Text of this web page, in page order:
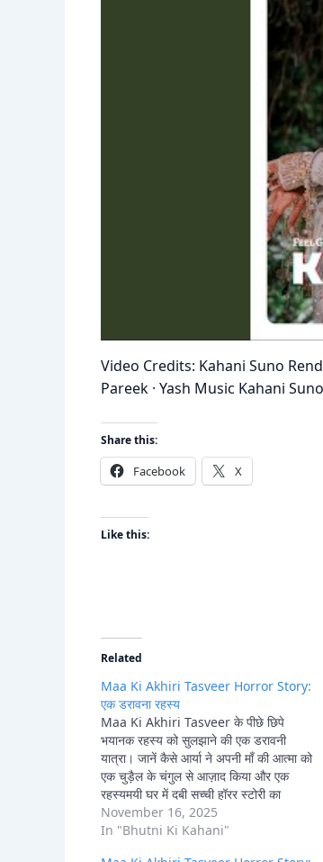
Video Credits: Kahani Suno
Pareek · Yash Music Kahani
Share this:
Facebook X
Like this:
Related
Maa Ki Akhiri Tasveer Horror Story:
एक डरावना रहस्य
Maa Ki Akhiri Tasveer के पीछे छिपे
भयानक रहस्य को सुलझाने की एक डरावनी
यात्रा। जानें कैसे आर्या ने अपनी माँ की आत्मा को
एक चुड़ैल के चंगुल से आज़ाद किया और एक
रहस्यमयी घर में दबी सच्ची हॉरर स्टोरी का
पर्दाफ़ाश किया।
November 16, 2025
In "Bhutni Ki Kahani"